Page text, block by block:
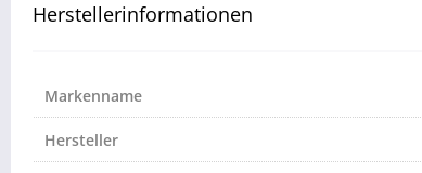
Herstellerinformationen
Markenname
Hersteller